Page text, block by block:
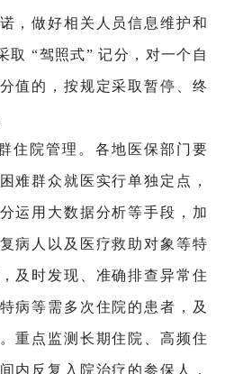
，做好相关人员信息维护和
取 “驾照式” 记分，对一个自
值的，按规定采取暂停、终
住院管理。各地医保部门要
难群众就医实行单独定点，
运用大数据分析等手段，加
病人以及医疗救助对象等特
及时发现、准确排查异常住
病等需多次住院的患者，及
重点监测长期住院、高频住
内反复入院治疗的参保人，